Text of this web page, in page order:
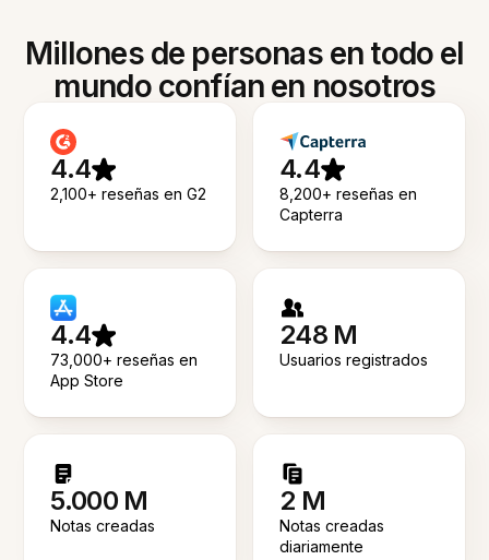
Millones de personas en todo el
mundo confían en nosotros
4.4
2,100+ reseñas en G2
4.4
8,200+ reseñas en
Capterra
4.4
73,000+ reseñas en
App Store
248 M
Usuarios registrados
5.000 M
Notas creadas
2 M
Notas creadas
diariamente